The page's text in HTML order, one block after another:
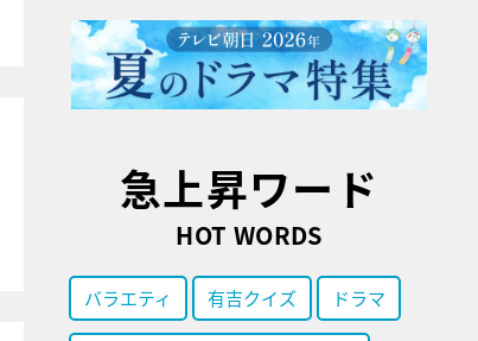
急上昇ワード
HOT WORDS
バラエティ 有吉クイズ ドラマ